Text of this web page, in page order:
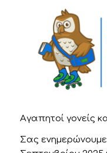
Αγαπητοί γονείς
Σας ενημερώνουμε